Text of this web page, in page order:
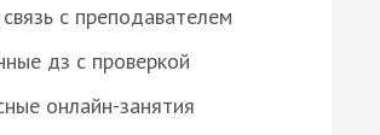
с преподавателем
дз с проверкой
онлайн-занятия